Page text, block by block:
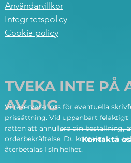
Användarvillkor
Integritetspolicy
Cookie policy
TVEKA INTE PÅ
AV DIG
Kontakta
Vi reserverar oss för eventuella
prissättning. Vid uppenbart felaktigt
rätten att annullera din beställning,
orderbekräftelse. Du kontaktas då
återbetalas i sin helhet.